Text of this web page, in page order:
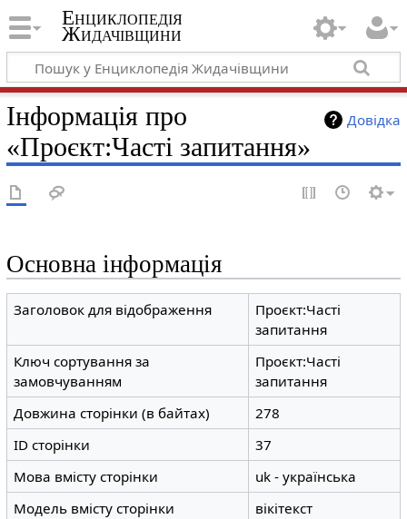
Енциклопедія
Жидачівщини
Довідка
Інформація про
«Проєкт:Часті запитання»
Основна інформація
Заголовок для відображення
Проєкт:Часті
запитання
Ключ сортування за
замовчуванням
Проєкт:Часті
запитання
Довжина сторінки (в байтах)
278
ID сторінки
37
Мова вмісту сторінки
uk - українська
Модель вмісту сторінки
вікітекст